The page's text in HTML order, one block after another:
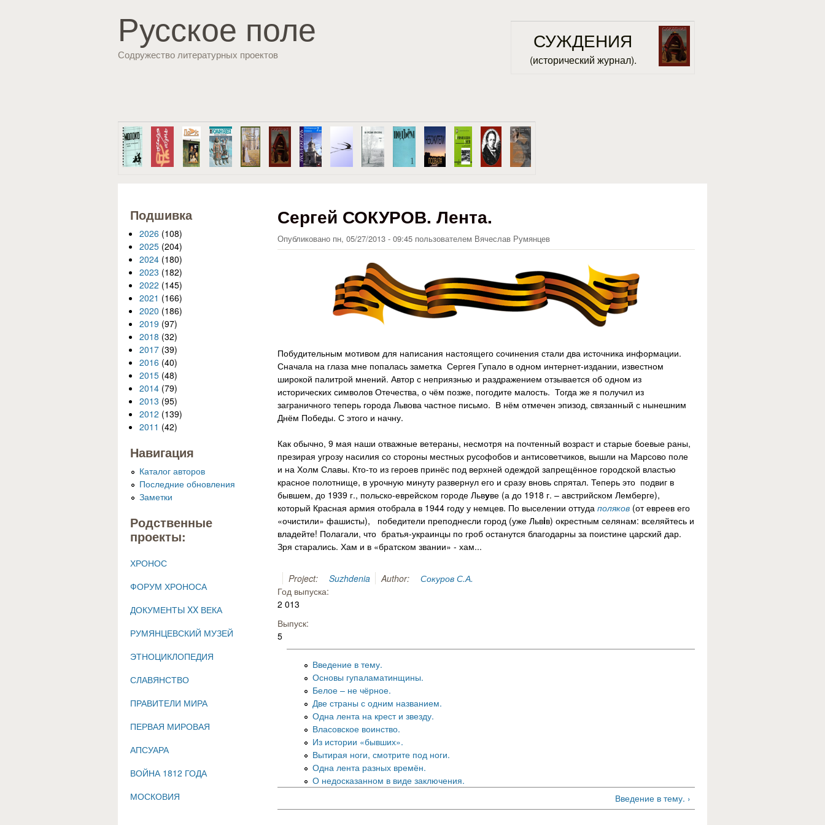
Русское поле
Содружество литературных проектов
СУЖДЕНИЯ
(исторический журнал).
Сергей СОКУРОВ. Лента.
Опубликовано пн, 05/27/2013 - 09:45 пользователем Вячеслав Румянцев
Побудительным мотивом для написания настоящего сочинения стали два источника информации.
Сначала на глаза мне попалась заметка Сергея Гупало в одном интернет-издании, известном
широкой палитрой мнений. Автор с неприязнью и раздражением отзывается об одном из
исторических символов Отечества, о чём позже, погодите малость. Тогда же я получил из
заграничного теперь города Львова частное письмо. В нём отмечен эпизод, связанный с нынешним
Днём Победы. С этого и начну.
Как обычно, 9 мая наши отважные ветераны, несмотря на почтенный возраст и старые боевые раны,
презирая угрозу насилия со стороны местных русофобов и антисоветчиков, вышли на Марсово поле
и на Холм Славы. Кто-то из героев принёс под верхней одеждой запрещённое городской властью
красное полотнище, в урочную минуту развернул его и сразу вновь спрятал. Теперь это подвиг в
бывшем, до 1939 г., польско-еврейском городе Львуве (а до 1918 г. – австрийском Лемберге),
который Красная армия отобрала в 1944 году у немцев. По выселении оттуда поляков (от евреев его
«очистили» фашисты), победители преподнесли город (уже Львiв) окрестным селянам: вселяйтесь и
владейте! Полагали, что братья-украинцы по гроб останутся благодарны за поистине царский дар.
Зря старались. Хам и в «братском звании» - хам...
Project: Suzhdenia Author:
Сокуров С.А.
Год выпуска:
2 013
Выпуск:
5
Введение в тему.
Основы гупаламатинщины.
Белое – не чёрное.
Две страны с одним названием.
Одна лента на крест и звезду.
Власовское воинство.
Из истории «бывших».
Вытирая ноги, смотрите под ноги.
Одна лента разных времён.
О недосказанном в виде заключения.
Введение в тему. ›
Подшивка
2026 (108)
2025 (204)
2024 (180)
2023 (182)
2022 (145)
2021 (166)
2020 (186)
2019 (97)
2018 (32)
2017 (39)
2016 (40)
2015 (48)
2014 (79)
2013 (95)
2012 (139)
2011 (42)
Навигация
Каталог авторов
Последние обновления
Заметки
Родственные
проекты:
ХРОНОС
ФОРУМ ХРОНОСА
ДОКУМЕНТЫ XX ВЕКА
РУМЯНЦЕВСКИЙ МУЗЕЙ
ЭТНОЦИКЛОПЕДИЯ
СЛАВЯНСТВО
ПРАВИТЕЛИ МИРА
ПЕРВАЯ МИРОВАЯ
АПСУАРА
ВОЙНА 1812 ГОДА
МОСКОВИЯ